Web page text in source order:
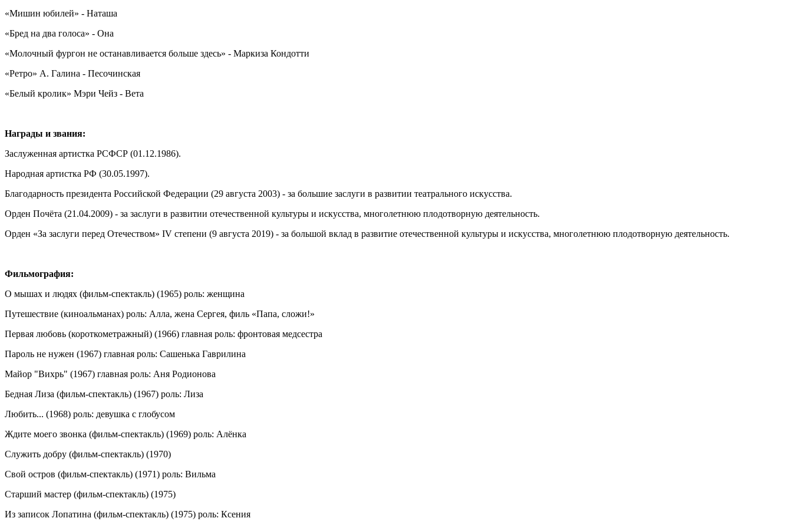
«Мишин юбилей» - Наташа
«Бред на два голоса» - Она
«Молочный фургон не останавливается больше здесь» - Маркиза Кондотти
«Ретро» А. Галина - Песочинская
«Белый кролик» Мэри Чейз - Вета
Награды и звания:
Заслуженная артистка РСФСР (01.12.1986).
Народная артистка РФ (30.05.1997).
Благодарность президента Российской Федерации (29 августа 2003) - за большие заслуги в развитии театрального искусства.
Орден Почёта (21.04.2009) - за заслуги в развитии отечественной культуры и искусства, многолетнюю плодотворную деятельность.
Орден «За заслуги перед Отечеством» IV степени (9 августа 2019) - за большой вклад в развитие отечественной культуры и искусства, многолетнюю плодотворную деятельность.
Фильмография:
О мышах и людях (фильм-спектакль) (1965) роль: женщина
Путешествие (киноальманах) роль: Алла, жена Сергея, филь «Папа, сложи!»
Первая любовь (короткометражный) (1966) главная роль: фронтовая медсестра
Пароль не нужен (1967) главная роль: Сашенька Гаврилина
Майор "Вихрь" (1967) главная роль: Аня Родионова
Бедная Лиза (фильм-спектакль) (1967) роль: Лиза
Любить... (1968) роль: девушка с глобусом
Ждите моего звонка (фильм-спектакль) (1969) роль: Алёнка
Служить добру (фильм-спектакль) (1970)
Свой остров (фильм-спектакль) (1971) роль: Вильма
Старший мастер (фильм-спектакль) (1975)
Из записок Лопатина (фильм-спектакль) (1975) роль: Ксения